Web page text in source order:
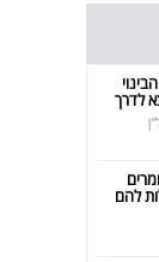
הבינוי
לדרך
להם